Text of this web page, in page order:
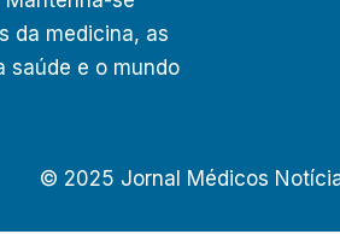
da medicina, as
saúde e o mundo
© 2025 Jornal Médicos